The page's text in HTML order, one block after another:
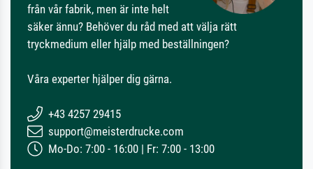
från vår fabrik, men är inte helt
säker ännu? Behöver du råd med att välja rätt
tryckmedium eller hjälp med beställningen?
Våra experter hjälper dig gärna.
+43 4257 29415
support@meisterdrucke.com
Mo-Do: 7:00 - 16:00 | Fr: 7:00 - 13:00